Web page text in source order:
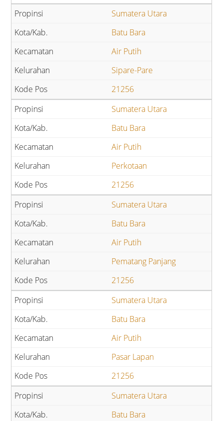
Sumatera Utara
Batu Bara
Air Putih
Sipare-Pare
21256
Sumatera Utara
Batu Bara
Air Putih
Perkotaan
21256
Sumatera Utara
Batu Bara
Air Putih
Pematang Panjang
21256
Sumatera Utara
Batu Bara
Air Putih
Pasar Lapan
21256
Sumatera Utara
Batu Bara